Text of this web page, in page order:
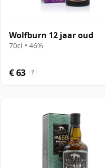
Wolfburn 12 jaar oud
70cl • 46%
€ 63 ?